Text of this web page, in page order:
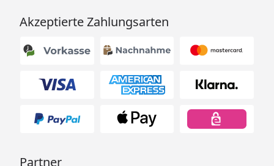
Akzeptierte Zahlungsarten
Partner